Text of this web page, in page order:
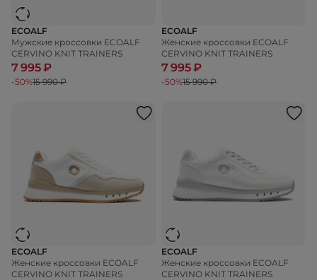
ECOALF
Мужские кроссовки ECOALF
CERVINO KNIT TRAINERS
7 995 ₽
-50%15 990 ₽
ECOALF
Женские кроссовки ECOALF
CERVINO KNIT TRAINERS
7 995 ₽
-50%15 990 ₽
ECOALF
Женские кроссовки ECOALF
CERVINO KNIT TRAINERS
ECOALF
Женские кроссовки ECOALF
CERVINO KNIT TRAINERS